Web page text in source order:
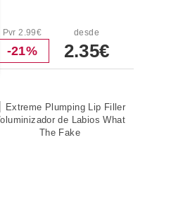
Pvr 2.99€
-21%
desde
2.35€